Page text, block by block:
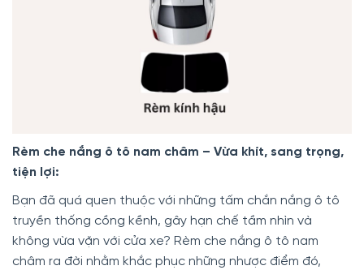
Rèm che nắng ô tô nam châm – Vừa khít, sang trọng,
tiện lợi:
Bạn đã quá quen thuộc với những tấm chắn nắng ô tô
truyền thống cồng kềnh, gây hạn chế tầm nhìn và
không vừa vặn với cửa xe? Rèm che nắng ô tô nam
châm ra đời nhằm khắc phục những nhược điểm đó,